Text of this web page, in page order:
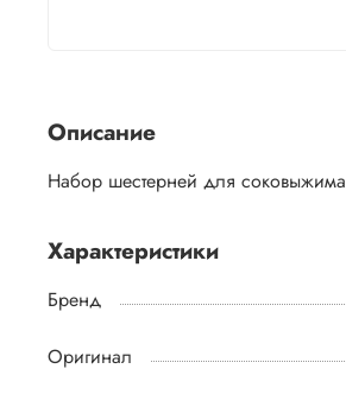
Описание
Набор шестерней для
Характеристики
Бренд
Оригинал